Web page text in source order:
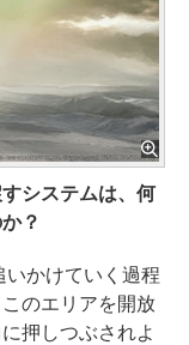
システムは、何
？
いかけていく過程
のエリアを開放
押しつぶされよ